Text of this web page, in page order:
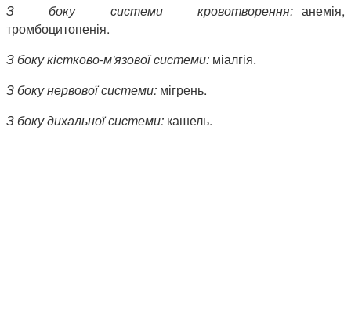
З боку системи кровотворення:анемія,
тромбоцитопенія.
З боку кістково-м'язової системи: міалгія.
З боку нервової системи: мігрень.
З боку дихальної системи: кашель.